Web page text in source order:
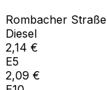
Rombacher Straße
Diesel
2,14 €
E5
2,09 €